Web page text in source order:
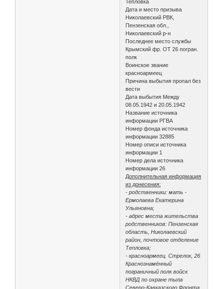
Тепловка
Дата и место призыва
Николаевский РВК,
Пензенская обл.,
Николаевский р-н
Последнее место службы
Крымский фр. ОТ 26 погран.
полк
Воинское звание
красноармеец
Причина выбытия пропал без
вести
Дата выбытия Между
08.05.1942 и 20.05.1942
Название источника
информации РГВА
Номер фонда источника
информации 32885
Номер описи источника
информации 1
Номер дела источника
информации 26
Дополнительная информация
из донесения:
- родственники: мать -
Ермолаева Екатерина
Ульяновна;
- адрес места жительства
родственников: Пензенская
область, Николаевский
район, почтовое отделение
Тепловка;
- красноармеец. Стрелок, 26
Краснознамённый
пограничный полк войск
НКВД по охране тыла
Северо-Кавказского Фронта.